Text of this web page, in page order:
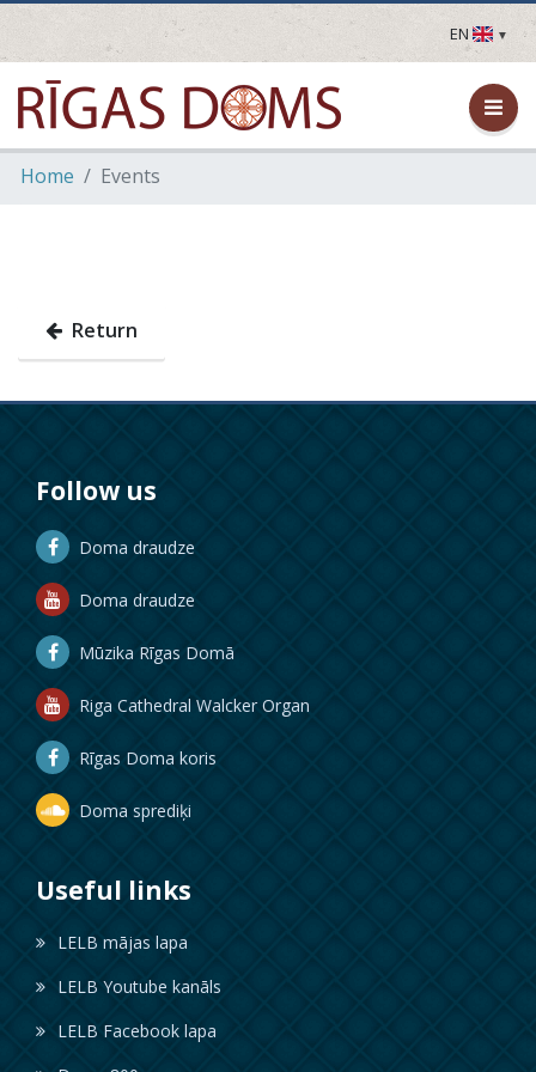
EN
LV
EN
DE
FR
Home Events
Return
Follow us
Doma draudze
Doma draudze
Mūzika Rīgas Domā
Riga Cathedral Walcker Organ
Rīgas Doma koris
Doma sprediķi
Useful links
LELB mājas lapa
LELB Youtube kanāls
LELB Facebook lapa